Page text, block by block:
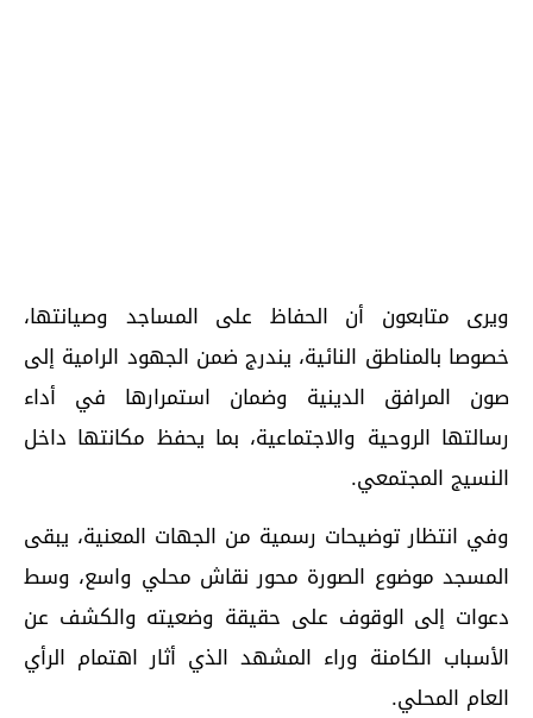
ويرى متابعون أن الحفاظ على المساجد وصيانتها،
خصوصا بالمناطق النائية، يندرج ضمن الجهود الرامية إلى
صون المرافق الدينية وضمان استمرارها في أداء
رسالتها الروحية والاجتماعية، بما يحفظ مكانتها داخل
النسيج المجتمعي.
وفي انتظار توضيحات رسمية من الجهات المعنية، يبقى
المسجد موضوع الصورة محور نقاش محلي واسع، وسط
دعوات إلى الوقوف على حقيقة وضعيته والكشف عن
الأسباب الكامنة وراء المشهد الذي أثار اهتمام الرأي
العام المحلي.